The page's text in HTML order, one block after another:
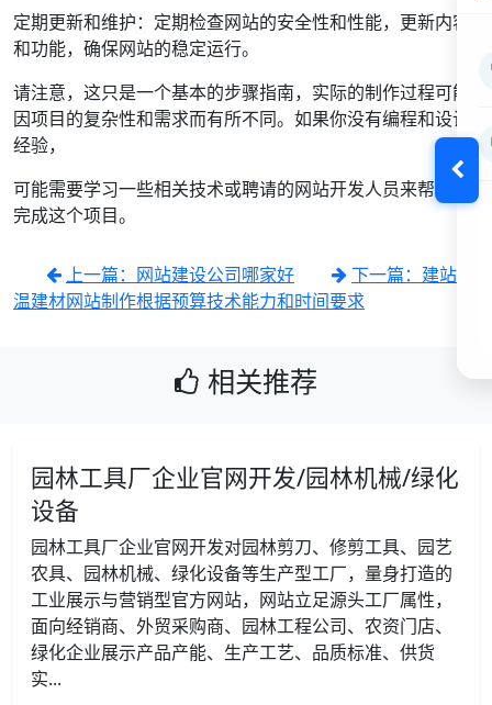
定期更新和维护：定期检查网站的安全性和性能，更新内容
和功能，确保网站的稳定运行。
请注意，这只是一个基本的步骤指南，实际的制作过程可能
因项目的复杂性和需求而有所不同。如果你没有编程和设计
经验，
可能需要学习一些相关技术或聘请的网站开发人员来帮助你
完成这个项目。
上一篇：网站建设公司哪家好
下一篇：建站保
温建材网站制作根据预算技术能力和时间要求
相关推荐
园林工具厂企业官网开发/园林机械/绿化
设备
园林工具厂企业官网开发对园林剪刀、修剪工具、园艺
农具、园林机械、绿化设备等生产型工厂，量身打造的
工业展示与营销型官方网站，网站立足源头工厂属性，
面向经销商、外贸采购商、园林工程公司、农资门店、
绿化企业展示产品产能、生产工艺、品质标准、供货
实...